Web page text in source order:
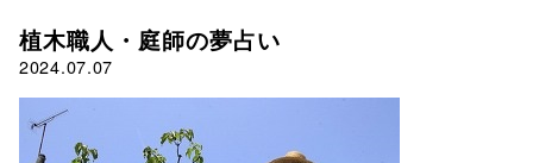
植木職人・庭師の夢占い
2024.07.07